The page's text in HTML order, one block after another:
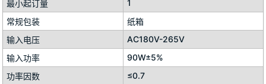
最小起订量
1
常规包装
纸箱
输入电压
AC180V-265V
输入功率
90W±5%
功率因数
≤0.7